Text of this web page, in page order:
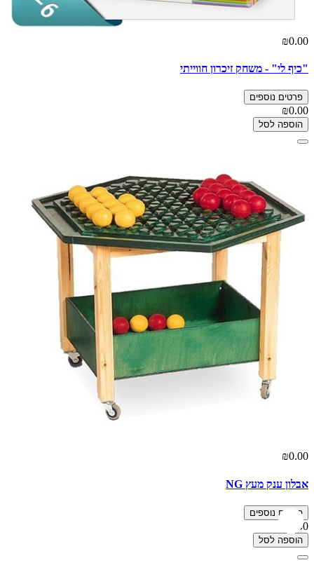
₪0.00
"כיף לי" - משחק זיכרון חווייתי
פרטים נוספים
₪0.00
הוספה לסל
₪0.00
אבלון ענק מעץ NG
פרטים נוספים
₪0.00
הוספה לסל